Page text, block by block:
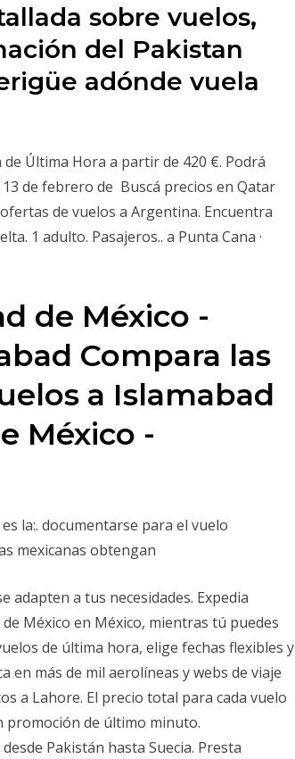
sobre vuelos,
del Pakistan
adónde vuela
Última Hora a partir de 420 €. Podrá
de febrero de Buscá precios en Qatar
de vuelos a Argentina. Encuentra
1 adulto. Pasajeros.. a Punta Cana ·
de México -
Compara las
a Islamabad
México -
la:. documentarse para el vuelo
mexicanas obtengan
adapten a tus necesidades. Expedia
México en México, mientras tú puedes
de última hora, elige fechas flexibles y
en más de mil aerolíneas y webs de viaje
a Lahore. El precio total para cada vuelo
promoción de último minuto.
Pakistán hasta Suecia. Presta